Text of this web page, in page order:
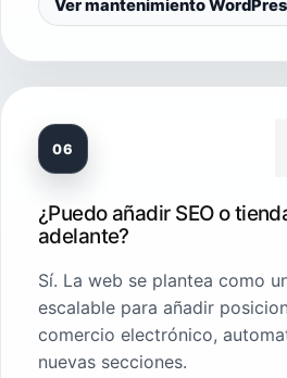
Ver mantenimiento
06
¿Puedo añadir SEO o
adelante?
Sí. La web se plantea como
escalable para añadir
comercio electrónico,
nuevas secciones.